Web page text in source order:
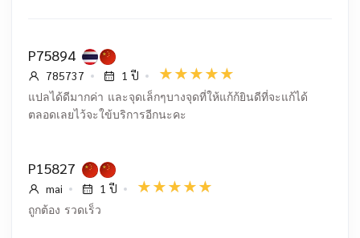
P75894
785737 1 ปี
แปลได้ดีมากค่า และจุดเล็กๆบางจุดที่ให้แก้ก้ยินดีที่จะแก้ได้
ตลอดเลยไว้จะใข้บริการอีกนะคะ
P15827
mai 1 ปี
ถูกต้อง รวดเร็ว